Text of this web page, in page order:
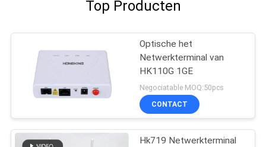
Top Producten
Optische het
Netwerkterminal van
HK110G 1GE
Negociatable MOQ:50pcs
CONTACT
Hk719 Netwerkterminal